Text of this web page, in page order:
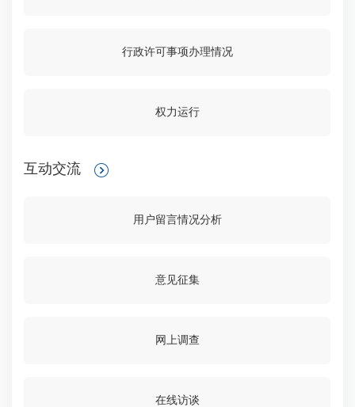
行政许可事项办理情况
权力运行
互动交流
用户留言情况分析
意见征集
网上调查
在线访谈